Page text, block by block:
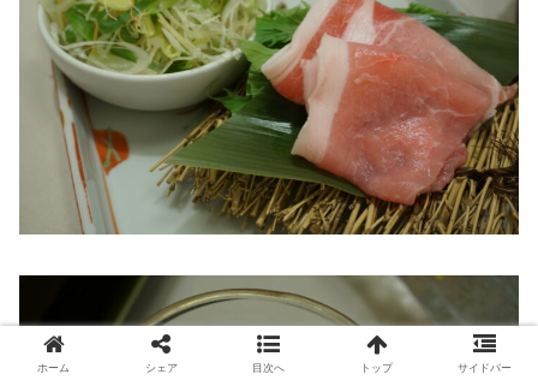
ホーム シェア 目次へ トップ サイドバー